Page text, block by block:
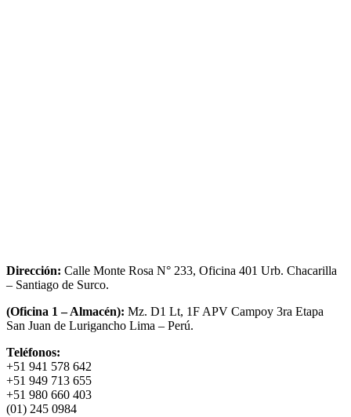
Dirección: Calle Monte Rosa N° 233, Oficina 401 Urb. Chacarilla
– Santiago de Surco.
(Oficina 1 – Almacén): Mz. D1 Lt, 1F APV Campoy 3ra Etapa
San Juan de Lurigancho Lima – Perú.
Teléfonos:
+51 941 578 642
+51 949 713 655
+51 980 660 403
(01) 245 0984